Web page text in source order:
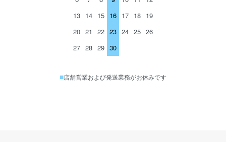
13 14 15 16 17 18 19
20 21 22 23 24 25 26
27 28 29 30
■店舗営業および発送業務がお休みです